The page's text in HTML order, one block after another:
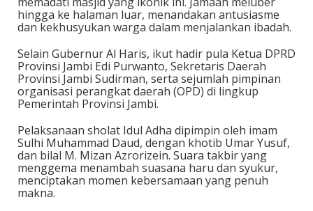
hingga ke halaman luar, menandakan antusiasme
dan kekhusyukan warga dalam menjalankan ibadah.
Selain Gubernur Al Haris, ikut hadir pula Ketua DPRD
Provinsi Jambi Edi Purwanto, Sekretaris Daerah
Provinsi Jambi Sudirman, serta sejumlah pimpinan
organisasi perangkat daerah (OPD) di lingkup
Pemerintah Provinsi Jambi.
Pelaksanaan sholat Idul Adha dipimpin oleh imam
Sulhi Muhammad Daud, dengan khotib Umar Yusuf,
dan bilal M. Mizan Azrorizein. Suara takbir yang
menggema menambah suasana haru dan syukur,
menciptakan momen kebersamaan yang penuh
makna.